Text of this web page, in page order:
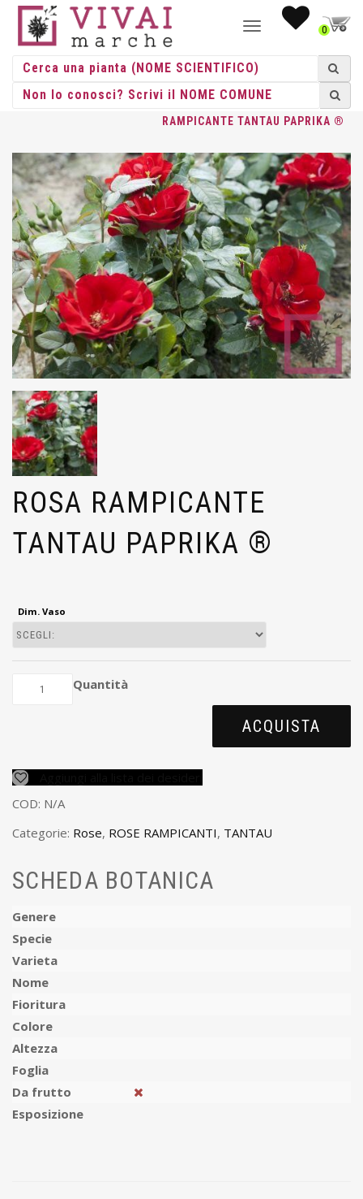
NAVIGAZIONE0
HOME/ROSE/ROSE RAMPICANTI/TANTAU / ROSA
RAMPICANTE TANTAU PAPRIKA ®
ROSA RAMPICANTE
TANTAU PAPRIKA ®
Dim. Vaso
Quantità
ACQUISTA
COD: N/A
Categorie: Rose, ROSE RAMPICANTI, TANTAU
SCHEDA BOTANICA
Genere
Specie
Varieta
Nome
Fioritura
Colore
Altezza
Foglia
Da frutto
Esposizione